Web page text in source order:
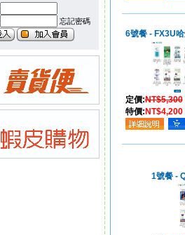
忘記密碼
6號餐 - FX3U
定價:NT$5,300
特價: NT$4,200
1號餐 -